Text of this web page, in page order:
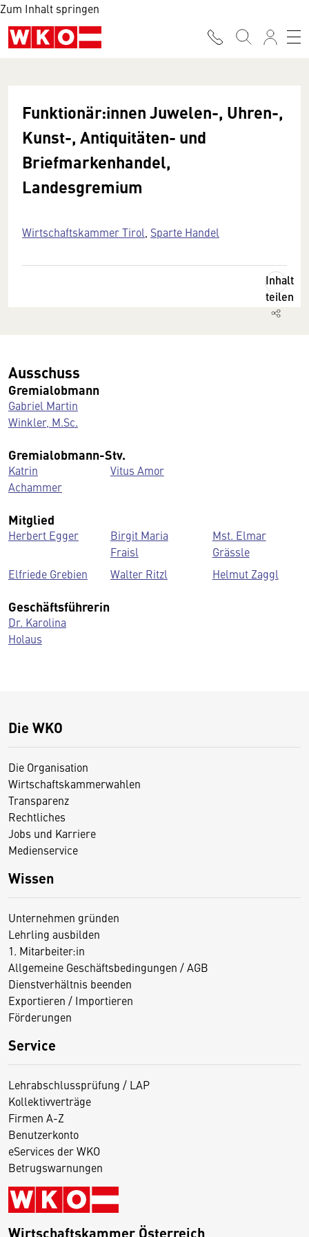
Zum Inhalt springen
Funktionär:innen Juwelen-, Uhren-,
Kunst-, Antiquitäten- und
Briefmarkenhandel,
Landesgremium
Wirtschaftskammer Tirol Sparte Handel
Inhalt
teilen
Ausschuss
Gremialobmann
Gabriel Martin
Winkler, M.Sc.
Gremialobmann-Stv.
Katrin
Achammer
Vitus Amor
Mitglied
Herbert Egger
Birgit Maria
Fraisl
Mst. Elmar
Grässle
Elfriede Grebien
Walter Ritzl Helmut Zaggl
Geschäftsführerin
Dr. Karolina
Holaus
Die WKO
Die Organisation
Wirtschaftskammerwahlen
Transparenz
Rechtliches
Jobs und Karriere
Medienservice
Wissen
Unternehmen gründen
Lehrling ausbilden
1. Mitarbeiter:in
Allgemeine Geschäftsbedingungen / AGB
Dienstverhältnis beenden
Exportieren / Importieren
Förderungen
Service
Lehrabschlussprüfung / LAP
Kollektivverträge
Firmen A-Z
Benutzerkonto
eServices der WKO
Betrugswarnungen
Wirtschaftskammer Österreich